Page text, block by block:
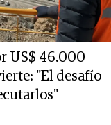
US$ 46.000
"El desafío